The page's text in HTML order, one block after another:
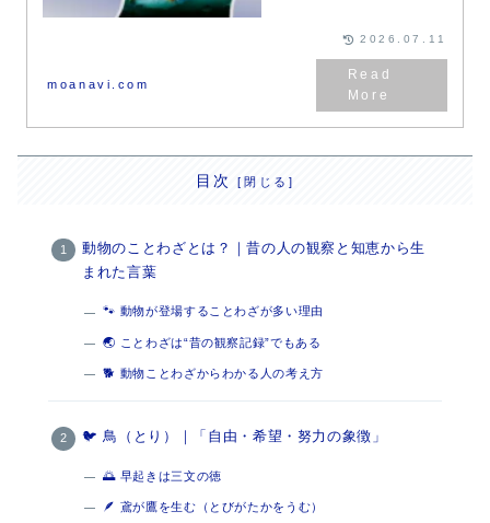
る、楽しく学べる読み物ページで
moanavi.com
2026.07.11
目次
動物のことわざとは？｜昔の人の観察と知恵から生
まれた言葉
🐾 動物が登場することわざが多い理由
🌏 ことわざは“昔の観察記録”でもある
🐕 動物ことわざからわかる人の考え方
🐦 鳥（とり）｜「自由・希望・努力の象徴」
🌅 早起きは三文の徳
🪶 鳶が鷹を生む（とびがたかをうむ）